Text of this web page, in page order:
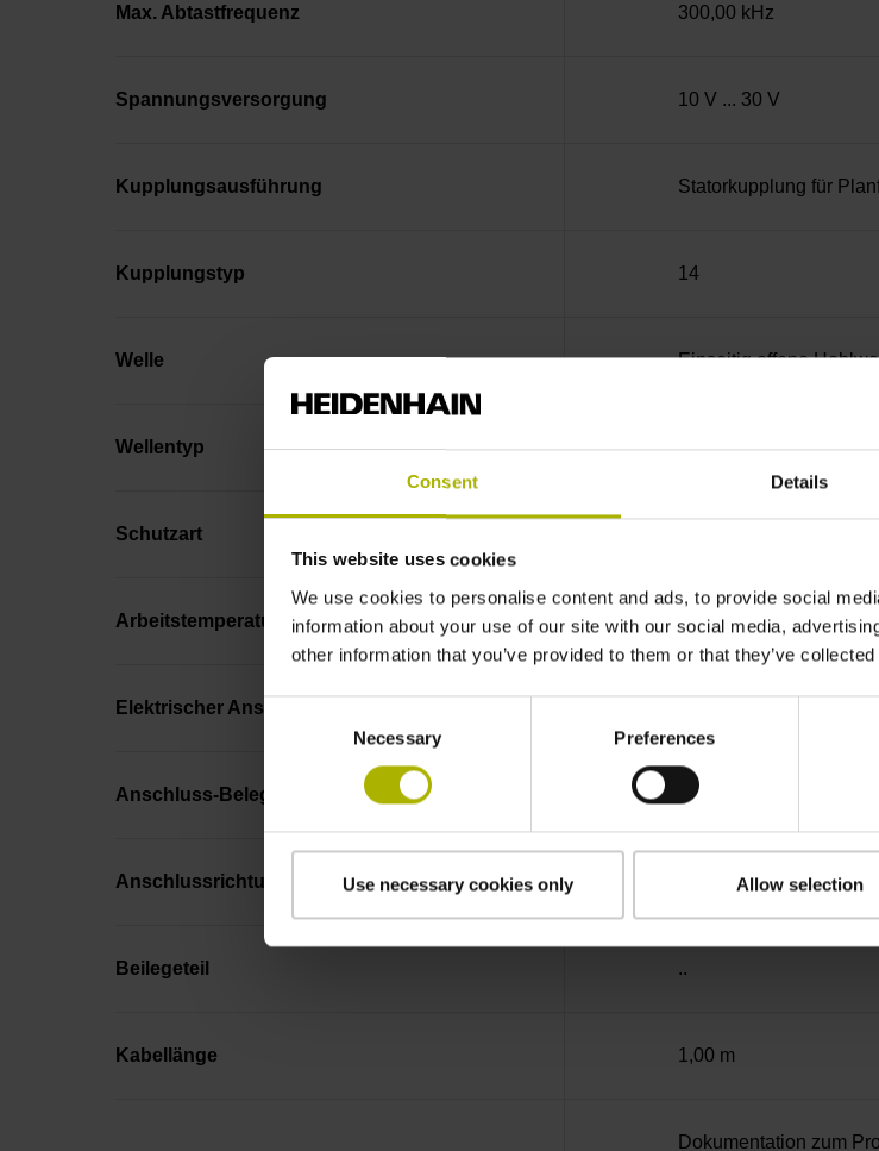
Consent Details
This website uses cookies
We use cookies to personalise content and ads, to provide social
information about your use of our site with our social media,
other information that you’ve provided to them or that they’ve
Necessary Preferences
Use necessary cookies only Allow selection
Max. Abtastfrequenz 300,00 kHz
Spannungsversorgung 10 V ... 30 V
Kupplungsausführung Statorkupplung für
Kupplungstyp 14
Welle Einseitig offene
Wellentyp 68A
Schutzart
Arbeitstemperatur -40/+70 °C
Elektrischer Anschluss
Anschluss-Belegung D294999
Anschlussrichtung Kabelausgang axial
Beilegeteil ..
Kabellänge 1,00 m
Dokumentation zum